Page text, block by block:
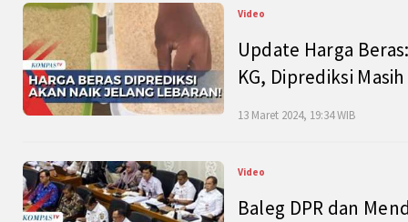
Video
Update Harga
KG, Diprediksi
13 Maret 2024, 19:34 WIB
Video
Baleg DPR dan